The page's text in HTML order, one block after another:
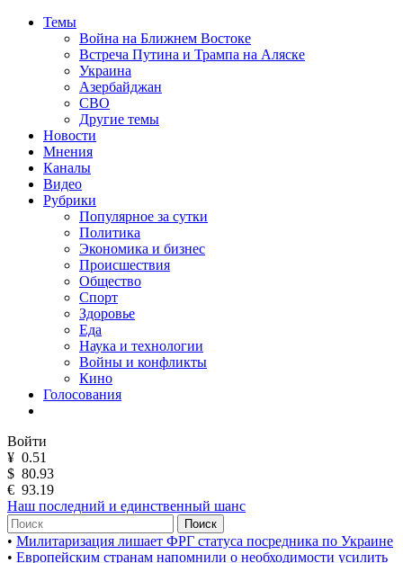
Темы
Война на Ближнем Востоке
Встреча Путина и Трампа на Аляске
Украина
Азербайджан
СВО
Другие темы
Новости
Мнения
Каналы
Видео
Рубрики
Популярное за сутки
Политика
Экономика и бизнес
Происшествия
Общество
Спорт
Здоровье
Еда
Наука и технологии
Войны и конфликты
Кино
Голосования
Войти
¥ 0.51
$ 80.93
€ 93.19
Наш последний и единственный шанс
Поиск
• Милитаризация лишает ФРГ статуса посредника по Украине
• Европейским странам напомнили о необходимости усилить